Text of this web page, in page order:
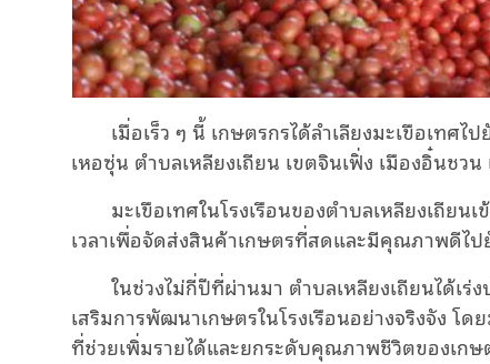
เมื่อเร็ว ๆ นี้ เกษตรกรได้ลำเลียงมะเขือเท
เหอซุ่น ตำบลเหลียงเถียน เขตจินเฟิ่ง เมืองอิ๋นชว
มะเขือเทศในโรงเรือนของตำบลเหลียงเถียน
เวลาเพื่อจัดส่งสินค้าเกษตรที่สดและมีคุณภาพดีไ
ในช่วงไม่กี่ปีที่ผ่านมา ตำบลเหลียงเถียนได้เร่
เสริมการพัฒนาเกษตรในโรงเรือนอย่างจริงจัง โ
ที่ช่วยเพิ่มรายได้และยกระดับคุณภาพชีวิตของเก